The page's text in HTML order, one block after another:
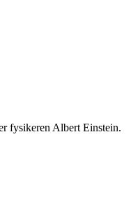
fysikeren Albert Einstein.